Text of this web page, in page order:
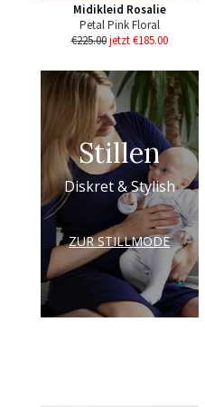
Midikleid Rosalie
Petal Pink Floral
€225.00 jetzt €185.00
Stillen
Diskret & Stylish
ZUR STILLMODE